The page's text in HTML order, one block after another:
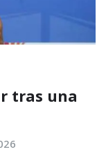
tras una